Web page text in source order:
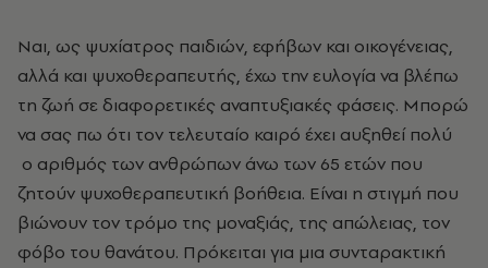
Ναι, ως ψυχίατρος παιδιών, εφήβων και οικογένειας,
αλλά και ψυχοθεραπευτής, έχω την ευλογία να βλέπω
τη ζωή σε διαφορετικές αναπτυξιακές φάσεις. Μπορώ
να σας πω ότι τον τελευταίο καιρό έχει αυξηθεί πολύ
ο αριθμός των ανθρώπων άνω των 65 ετών που
ζητούν ψυχοθεραπευτική βοήθεια. Είναι η στιγμή που
βιώνουν τον τρόμο της μοναξιάς, της απώλειας, τον
φόβο του θανάτου. Πρόκειται για μια συνταρακτική